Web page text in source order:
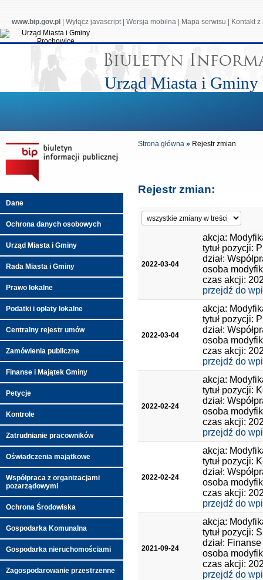
www.bip.gov.pl Wyłącz javascript| Wersja mobilna Mapa serwisu Kontakt
Urząd Miasta i Gminy
Dane
Ochrona danych osobowych
Urząd Miasta i Gminy
Rada Miasta i Gminy
Prawo lokalne
Podatki i opłaty lokalne
Centralny rejestr umów
Zamówienia publiczne
Finanse i Majątek Gminy
Petycje
Kontrole
Zatrudnianie pracowników
Oświadczenia majątkowe
Współpraca z organizacjami
pozarządowymi
Ochrona Środowiska
Gospodarka Komunalna
Gospodarka nieruchomościami
Zagospodarowanie przestrzenne
Strona główna » Rejestr zmian
Rejestr zmian:
2022-03-04
akcja:
tytuł pozycji:
dział:
osoba
czas akcji:
przejdź do
2022-03-04
akcja:
tytuł pozycji:
dział:
osoba
czas akcji:
przejdź do
2022-02-24
akcja:
tytuł pozycji:
dział:
osoba
czas akcji:
przejdź do
2022-02-24
akcja:
tytuł pozycji:
dział:
osoba
czas akcji:
przejdź do
2021-09-24
akcja:
tytuł pozycji:
dział:
osoba
czas akcji:
przejdź do